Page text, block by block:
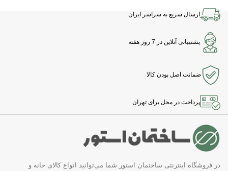
ارسال سریع به سراسر ایران
پشتیبانی آنلاین در 7 روز هفته
ضمانت اصل بودن کالا
پرداخت در محل برای تهران
در فروشگاه اینترنتی ساختمان استور شما می‌توانید انواع کالای خانه و